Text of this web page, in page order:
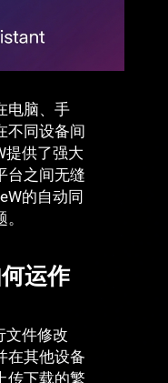
电脑、手
不同设备间
提供了强大
台之间无缝
的自动同
运作
文件修改
在其他设备
传下载的繁